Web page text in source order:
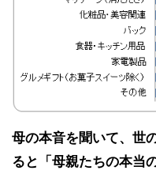
母の本音を聞いて、世
ると「母親たちの本当